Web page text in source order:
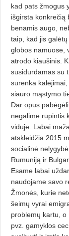
kad pats žmogus
išgirsta konkrečią
benamis augo,
taip, kad jis
globos namuose,
atrodo kiaušinis.
susidurdamas su
surenka
siauro mąstymo
Dar opus
negalime rūpintis
viduje. Labai
atskleidžia 2015
socialinė
Rumuniją ir
Esame labai
naudojame savo
Žmonės, kurie
šeimų vyrai
problemų kartu, o
pvz. gamyklos